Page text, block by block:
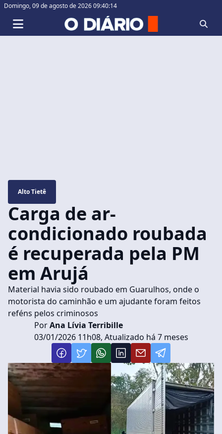
Domingo,09 de agosto de 2026 09:40:15
Alto Tietê
Carga de ar-
condicionado roubada
é recuperada pela PM
em Arujá
Material havia sido roubado em Guarulhos, onde o
motorista do caminhão e um ajudante foram feitos
reféns pelos criminosos
PorAna Lívia Terribille
03/01/2026 11h08, Atualizado há 7 meses